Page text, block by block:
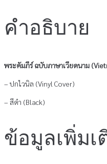
ปก
ไว
(KINH
THANH)
VNOV
คำอธิบาย
พระคัมภีร์ ฉบับภาษาเวียดนาม
– ปกไวนิล (Vinyl Cover)
– สีดำ (Black)
ข้อมูลเพิ่มเ